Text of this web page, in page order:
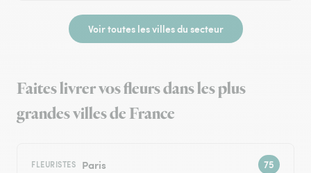
Voir toutes les villes du secteur
Faites livrer vos fleurs dans les plus
grandes villes de France
FLEURISTES Paris